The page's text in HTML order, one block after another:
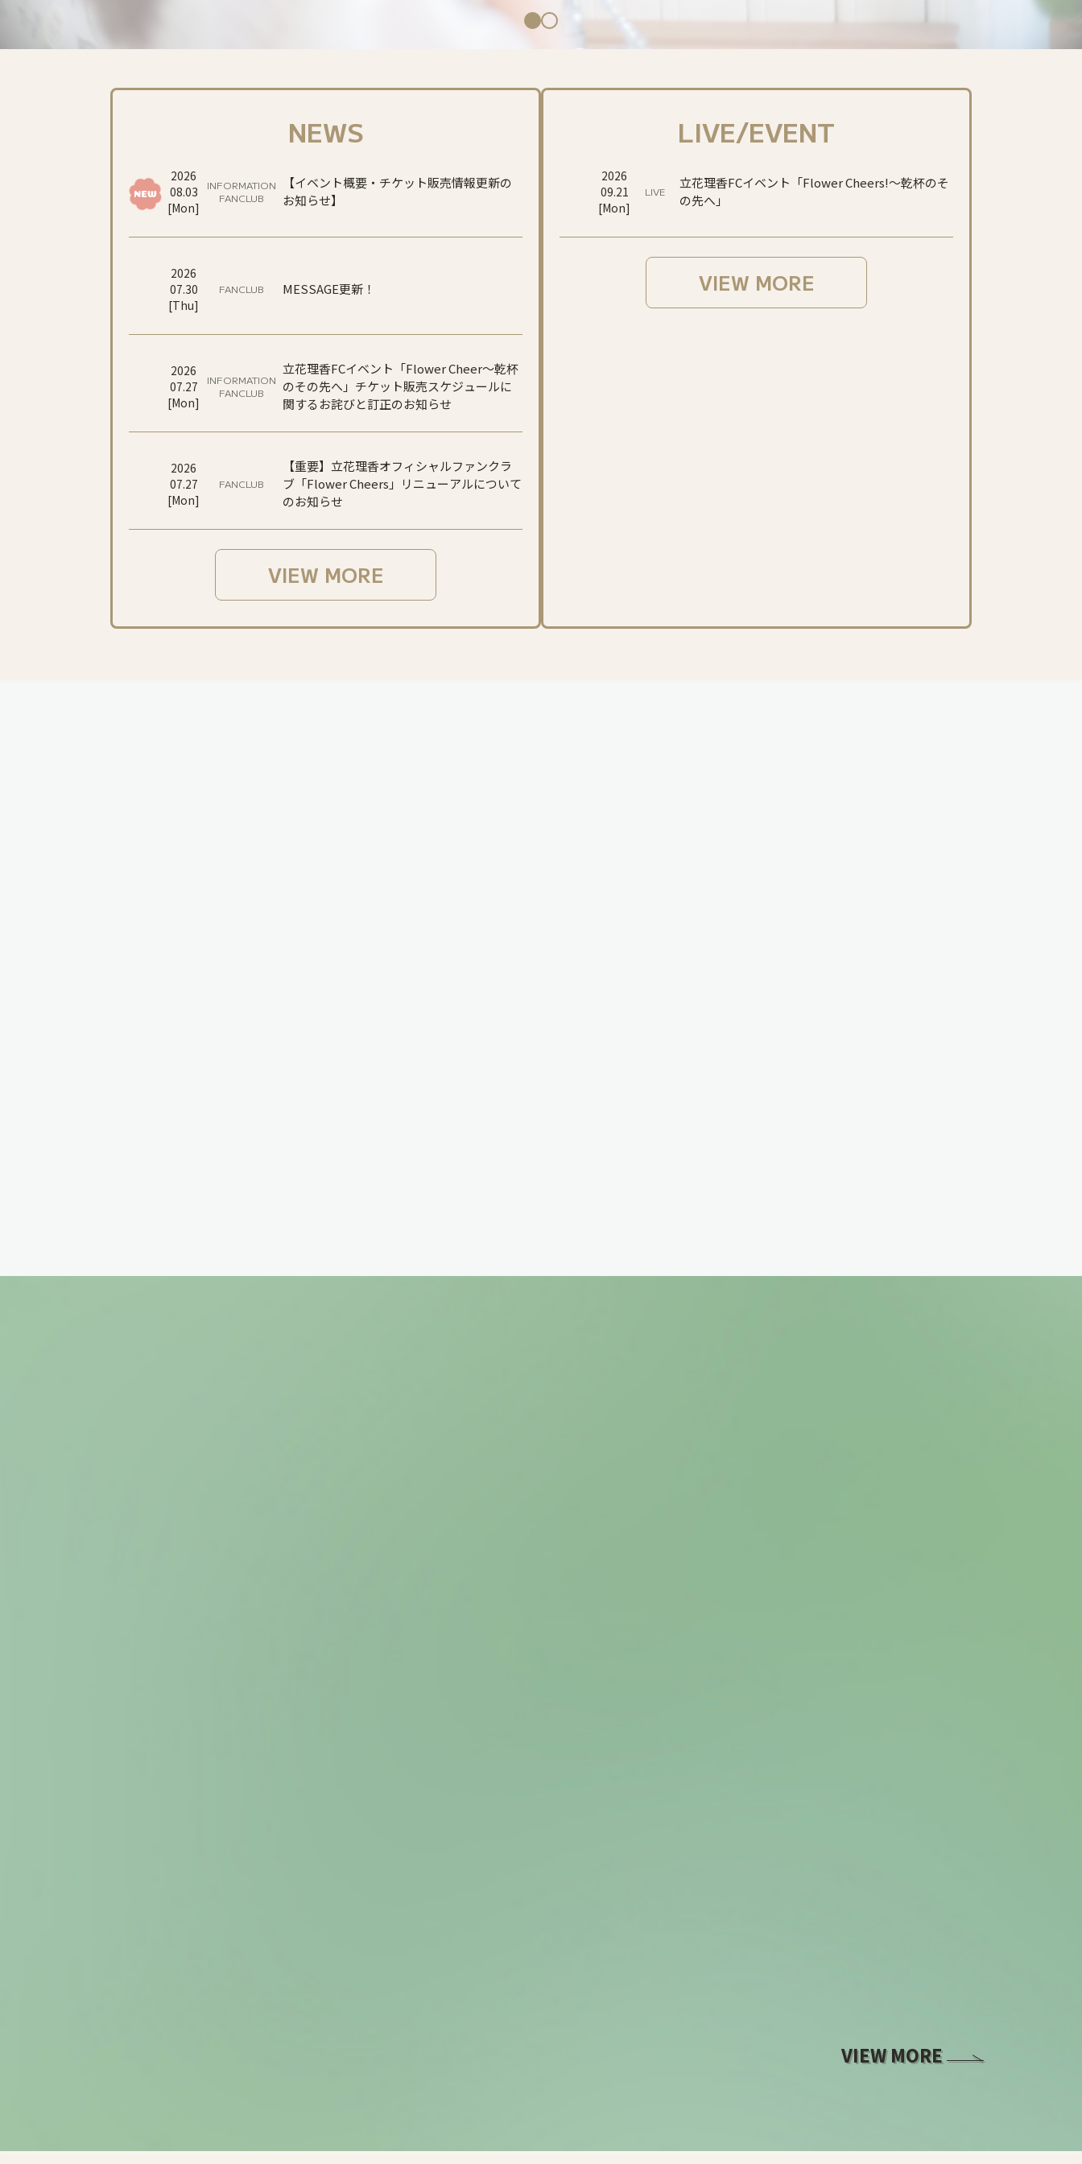
NEWS
2026
08.03
[Mon]
INFORMATION
FANCLUB
【イベント概要・チケット販売情報更新の
お知らせ】
2026
07.30
[Thu]
FANCLUB MESSAGE更新！
2026
07.27
[Mon]
INFORMATION
FANCLUB
立花理香FCイベント「Flower Cheer〜乾杯
のその先へ」チケット販売スケジュールに
関するお詫びと訂正のお知らせ
2026
07.27
[Mon]
FANCLUB
【重要】立花理香オフィシャルファンクラ
ブ「Flower Cheers」リニューアルについて
のお知らせ
VIEW MORE
LIVE/EVENT
2026
09.21
[Mon]
LIVE
立花理香FCイベント「Flower Cheers!〜乾杯のそ
の先へ」
VIEW MORE
VIEW MORE